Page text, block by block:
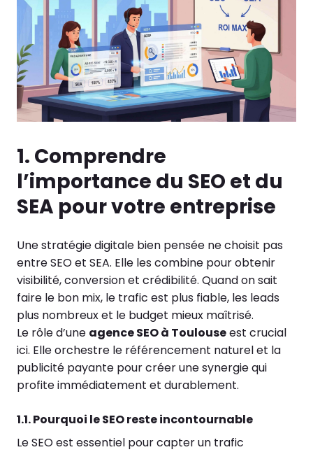
1. Comprendre
l’importance du SEO et du
SEA pour votre entreprise
Une stratégie digitale bien pensée ne choisit pas
entre SEO et SEA. Elle les combine pour obtenir
visibilité, conversion et crédibilité. Quand on sait
faire le bon mix, le trafic est plus fiable, les leads
plus nombreux et le budget mieux maîtrisé.
Le rôle d’une agence SEO à Toulouseest crucial
ici. Elle orchestre le référencement naturel et la
publicité payante pour créer une synergie qui
profite immédiatement et durablement.
1.1. Pourquoi le SEO reste incontournable
Le SEO est essentiel pour capter un trafic